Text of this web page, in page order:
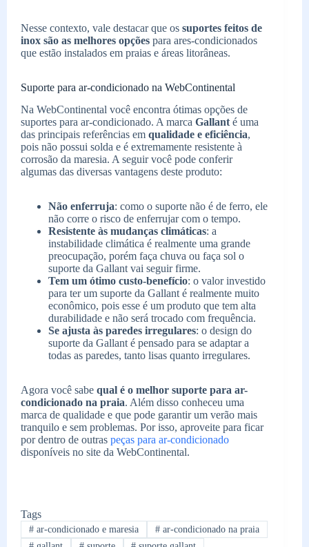
Nesse contexto, vale destacar que os suportes feitos de
inox são as melhores opções para ares-condicionados
que estão instalados em praias e áreas litorâneas.
Suporte para ar-condicionado na WebContinental
Na WebContinental você encontra ótimas opções de
suportes para ar-condicionado. A marca Gallanté uma
das principais referências em qualidade e eficiência,
pois não possui solda e é extremamente resistente à
corrosão da maresia. A seguir você pode conferir
algumas das diversas vantagens deste produto:
Não enferruja: como o suporte não é de ferro, ele
não corre o risco de enferrujar com o tempo.
Resistente às mudanças climáticas: a
instabilidade climática é realmente uma grande
preocupação, porém faça chuva ou faça sol o
suporte da Gallant vai seguir firme.
Tem um ótimo custo-benefício: o valor investido
para ter um suporte da Gallant é realmente muito
econômico, pois esse é um produto que tem alta
durabilidade e não será trocado com frequência.
Se ajusta às paredes irregulares: o design do
suporte da Gallant é pensado para se adaptar a
todas as paredes, tanto lisas quanto irregulares.
Agora você sabe qual é o melhor suporte para ar-
condicionado na praia. Além disso conheceu uma
marca de qualidade e que pode garantir um verão mais
tranquilo e sem problemas. Por isso, aproveite para ficar
por dentro de outras peças para ar-condicionado
disponíveis no site da WebContinental.
Tags
#ar-condicionado e maresia #ar-condicionado na praia